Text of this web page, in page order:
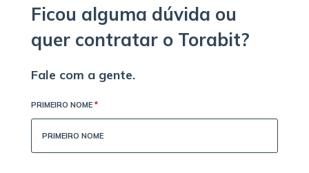
Ficou alguma dúvida ou
quer contratar o Torabit?
Fale com a gente.
PRIMEIRO NOME *